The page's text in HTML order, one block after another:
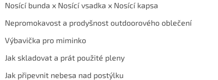
Nosící bunda x Nosící vsadka x Nosící kapsa
Nepromokavost a prodyšnost outdoorového oblečení
Výbavička pro miminko
Jak skladovat a prát použité pleny
Jak připevnit nebesa nad postýlku